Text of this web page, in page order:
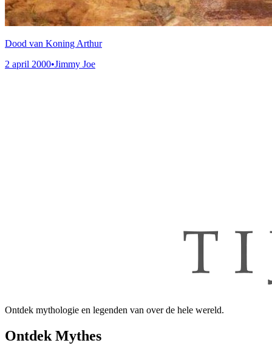
Dood van Koning Arthur
2 april 2000•Jimmy Joe
Ontdek mythologie en legenden van over de hele wereld.
Ontdek Mythes